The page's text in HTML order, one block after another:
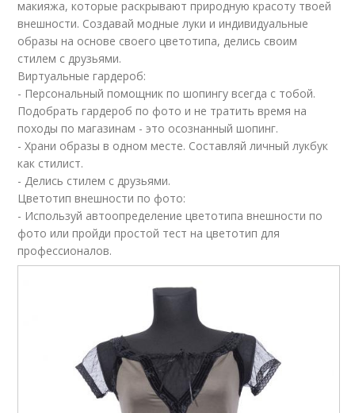
макияжа, которые раскрывают природную красоту твоей
внешности. Создавай модные луки и индивидуальные
образы на основе своего цветотипа, делись своим
стилем с друзьями.
Виртуальные гардероб:
- Персональный помощник по шопингу всегда с тобой.
Подобрать гардероб по фото и не тратить время на
походы по магазинам - это осознанный шопинг.
- Храни образы в одном месте. Составляй личный лукбук
как стилист.
- Делись стилем с друзьями.
Цветотип внешности по фото:
- Используй автоопределение цветотипа внешности по
фото или пройди простой тест на цветотип для
профессионалов.